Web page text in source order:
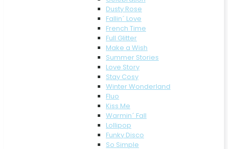
Dusty Rose
Fallin´ Love
French Time
Full Glitter
Make a Wish
Summer Stories
Love Story
Stay Cosy
Winter Wonderland
Fluo
Kiss Me
Warmin´ Fall
Lollipop
Funky Disco
So Simple